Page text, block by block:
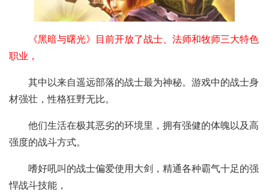
《黑暗与曙光》目前开放了战士、法师和牧师三大特色
职业，
其中以来自遥远部落的战士最为神秘。游戏中的战士身
材强壮，性格狂野无比。
他们生活在极其恶劣的环境里，拥有强健的体魄以及高
强度的战斗方式。
嗜好吼叫的战士偏爱使用大剑，精通各种霸气十足的强
悍战斗技能，